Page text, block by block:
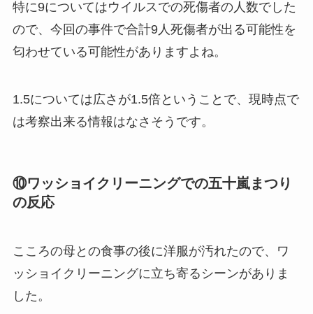
特に9についてはウイルスでの死傷者の人数でした
ので、今回の事件で合計9人死傷者が出る可能性を
匂わせている可能性がありますよね。
1.5については広さが1.5倍ということで、現時点で
は考察出来る情報はなさそうです。
⑩ワッショイクリーニングでの五十嵐まつり
の反応
こころの母との食事の後に洋服が汚れたので、ワ
ッショイクリーニングに立ち寄るシーンがありま
した。